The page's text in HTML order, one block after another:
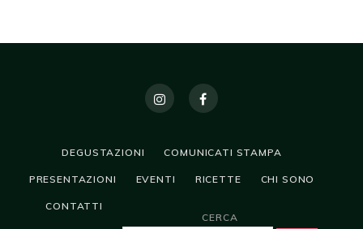
DEGUSTAZIONI COMUNICATI STAMPA
PRESENTAZIONI EVENTI RICETTE CHI SONO
CONTATTI
CERCA